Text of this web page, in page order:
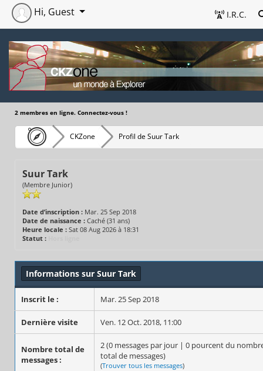
I.R.C.
Hi, Guest
2 membres en ligne. Connectez-vous !
CKZone Profil de Suur Tark
Suur Tark
(Membre Junior)
Date d’inscription :
Mar. 25 Sep 2018
Date de naissance : Caché (31 ans)
Heure locale : Sat 08 Aug 2026 à 18:31
Statut :
Informations sur Suur Tark
Inscrit le : Mar. 25 Sep 2018
Dernière visite Ven. 12 Oct. 2018, 11:00
Nombre total de
messages :
2 (0 messages par jour | 0 pourcent du
total de messages)
(Trouver tous les messages)